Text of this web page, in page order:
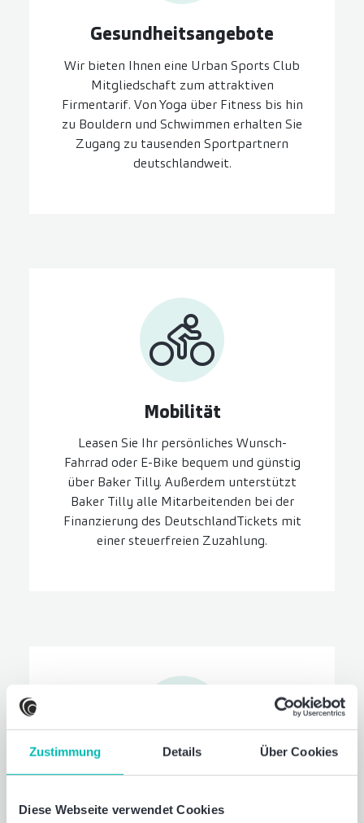
Zustimmung Details Über Cookies
Diese Webseite verwendet Cookies
Gesundheits­angebote
Wir bieten Ihnen eine Urban Sports Club
Mitgliedschaft zum attraktiven
Firmentarif. Von Yoga über Fitness bis hin
zu Bouldern und Schwimmen erhalten Sie
Zugang zu tausenden Sportpartnern
deutschlandweit.
Mobilität
Leasen Sie Ihr persönliches Wunsch-
Fahrrad oder E-Bike bequem und günstig
über Baker Tilly. Außerdem unterstützt
Baker Tilly alle Mitarbeitenden bei der
Finanzierung des DeutschlandTickets mit
einer steuerfreien Zuzahlung.